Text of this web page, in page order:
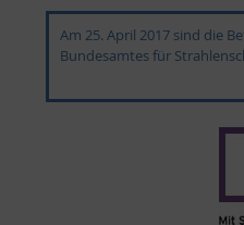
Am 25. April 2017 sind die
Bundesamtes für